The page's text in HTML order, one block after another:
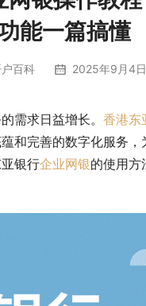
能一篇搞懂
百科 2025年9月4
需求日益增长。 香港东
和完善的数字化服务
银行企业网银的使用方